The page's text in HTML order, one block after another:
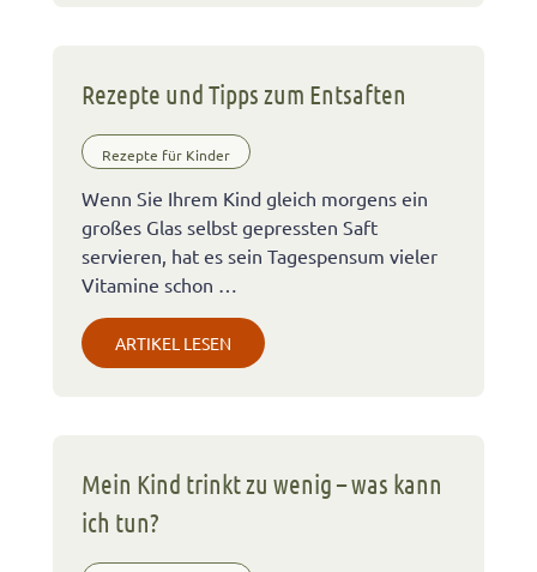
Rezepte und Tipps zum Entsaften
Rezepte für Kinder
Wenn Sie Ihrem Kind gleich morgens ein
großes Glas selbst gepressten Saft
servieren, hat es sein Tagespensum vieler
Vitamine schon …
ARTIKEL LESEN
Mein Kind trinkt zu wenig – was kann
ich tun?